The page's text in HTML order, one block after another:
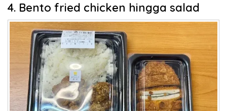
4. Bento fried chicken hingga salad